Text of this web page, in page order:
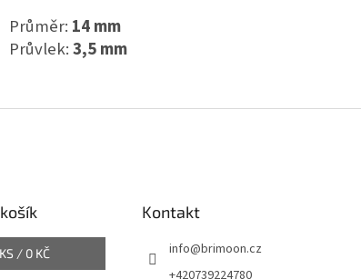
Průměr: 14 mm
Průvlek:3,5 mm
/ 0 KČ
Kontakt
info@brimoon.cz